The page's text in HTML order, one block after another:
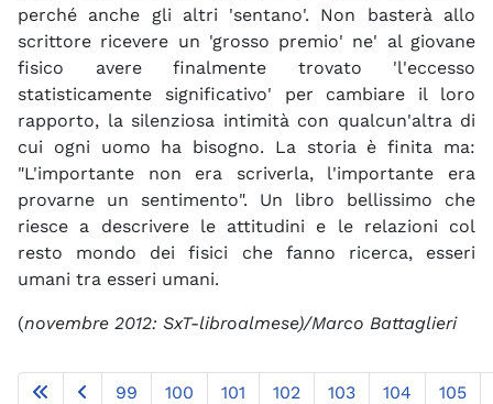
perché anche gli altri 'sentano'. Non basterà allo
scrittore ricevere un 'grosso premio' ne' al giovane
fisico avere finalmente trovato 'l'eccesso
statisticamente significativo' per cambiare il loro
rapporto, la silenziosa intimità con qualcun'altra di
cui ogni uomo ha bisogno. La storia è finita ma:
"L'importante non era scriverla, l'importante era
provarne un sentimento". Un libro bellissimo che
riesce a descrivere le attitudini e le relazioni col
resto mondo dei fisici che fanno ricerca, esseri
umani tra esseri umani.
(novembre 2012: SxT-libroalmese)/Marco Battaglieri
99 100 101 102 103 104 105